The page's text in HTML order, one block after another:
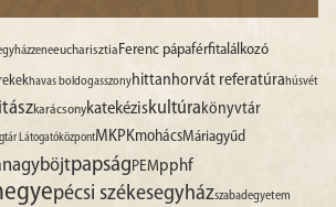
eucharisztia Ferenc pápaférfitalálkozó
havas boldogasszonyhittanhorvát referatúrahúsvét
karácsonykatekéziskultúra könyvtár
LátogatóközpontMKPKmohácsMáriagyűd
nagyböjtpapság PEMpphf
pécsi székesegyházszabadegyetem